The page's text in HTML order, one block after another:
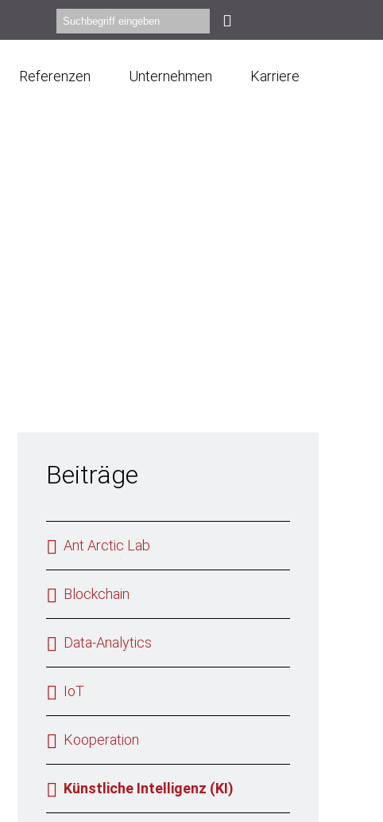
Referenzen Unternehmen Karriere
Beiträge
Ant Arctic Lab
Blockchain
Data-Analytics
IoT
Kooperation
Künstliche Intelligenz (KI)